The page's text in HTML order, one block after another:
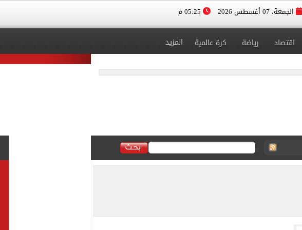
الجمعة، 07 أغسطس 2026
اقتصاد رياضة كرة عالمية المزيد